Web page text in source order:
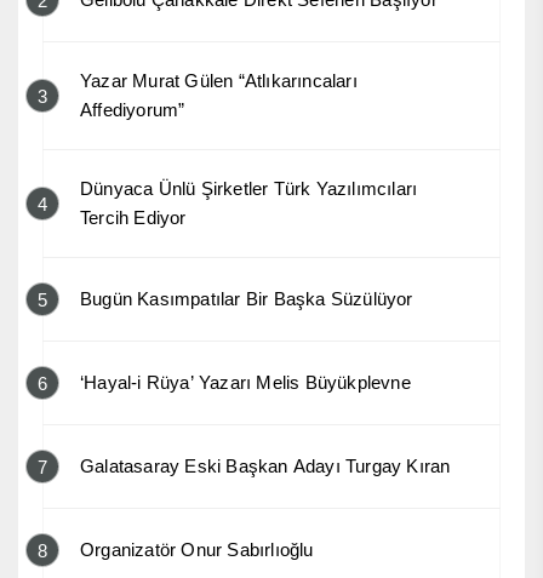
3
Yazar Murat Gülen “Atlıkarıncaları
Affediyorum”
4
Dünyaca Ünlü Şirketler Türk Yazılımcıları
Tercih Ediyor
5 Bugün Kasımpatılar Bir Başka Süzülüyor
6 ‘Hayal-i Rüya’ Yazarı Melis Büyükplevne
7 Galatasaray Eski Başkan Adayı Turgay Kıran
8 Organizatör Onur Sabırlıoğlu